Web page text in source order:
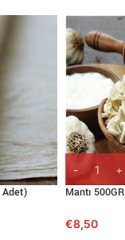
Adet)
Mantı 500GR
€8,50